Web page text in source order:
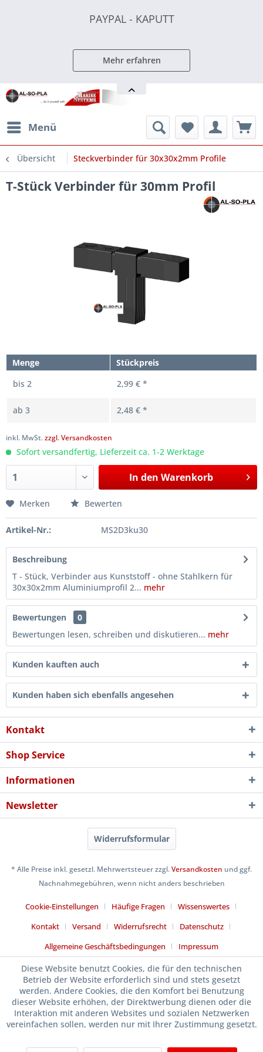
PAYPAL - KAPUTT
Mehr erfahren
Menü
Übersicht Steckverbinder für 30x30x2mm Profile
T-Stück Verbinder für 30mm Profil
Menge
Stückpreis
bis 2 2,99 € *
ab 3 2,48 € *
inkl. MwSt.zzgl. Versandkosten
Sofort versandfertig, Lieferzeit ca. 1-2 Werktage
In den Warenkorb
Merken Bewerten
Artikel-Nr.: MS2D3ku30
Beschreibung
T - Stück, Verbinder aus Kunststoff - ohne Stahlkern für
30x30x2mm Aluminiumprofil 2... mehr
Bewertungen
0
Bewertungen lesen, schreiben und diskutieren... mehr
Kunden kauften auch
Kunden haben sich ebenfalls angesehen
Kontakt
Shop Service
Informationen
Newsletter
Widerrufsformular
* Alle Preise inkl. gesetzl. Mehrwertsteuer zzgl.Versandkosten und ggf.
Nachnahmegebühren, wenn nicht anders beschrieben
Cookie-Einstellungen Häufige Fragen
Wissenswertes
Kontakt
Versand Widerrufsrecht
Datenschutz
Allgemeine Geschäftsbedingungen
Impressum
Diese Website benutzt Cookies, die für den technischen
Betrieb der Website erforderlich sind und stets gesetzt
werden. Andere Cookies, die den Komfort bei Benutzung
dieser Website erhöhen, der Direktwerbung dienen oder die
Interaktion mit anderen Websites und sozialen Netzwerken
vereinfachen sollen, werden nur mit Ihrer Zustimmung gesetzt.